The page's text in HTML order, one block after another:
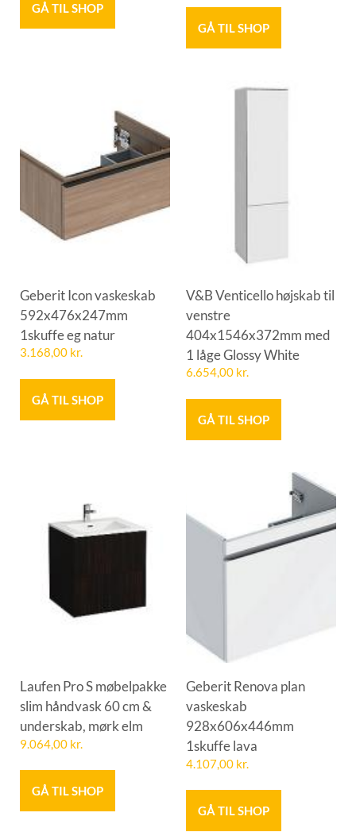
GÅ TIL SHOP
GÅ TIL SHOP
Geberit Icon vaskeskab
592x476x247mm
1skuffe eg natur
3.168,00 kr.
GÅ TIL SHOP
V&B Venticello højskab til
venstre
404x1546x372mm med
1 låge Glossy White
6.654,00 kr.
GÅ TIL SHOP
Laufen Pro S møbelpakke
slim håndvask 60 cm &
underskab, mørk elm
9.064,00 kr.
GÅ TIL SHOP
Geberit Renova plan
vaskeskab
928x606x446mm
1skuffe lava
4.107,00 kr.
GÅ TIL SHOP